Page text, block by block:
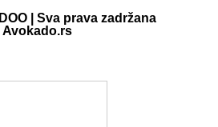
| Sva prava zadržana
Avokado.rs